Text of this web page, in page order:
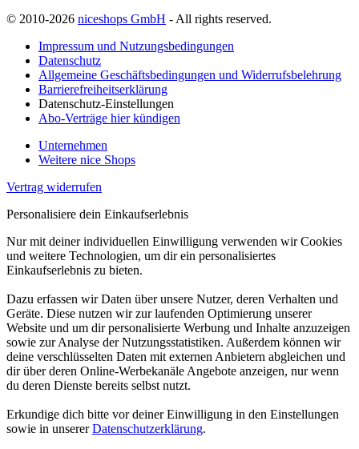
© 2010-2026 niceshops GmbH - All rights reserved.
Impressum und Nutzungsbedingungen
Datenschutz
Allgemeine Geschäftsbedingungen und Widerrufsbelehrung
Barrierefreiheitserklärung
Datenschutz-Einstellungen
Abo-Verträge hier kündigen
Unternehmen
Weitere nice Shops
Vertrag widerrufen
Personalisiere dein Einkaufserlebnis
Nur mit deiner individuellen Einwilligung verwenden wir Cookies
und weitere Technologien, um dir ein personalisiertes
Einkaufserlebnis zu bieten.
Dazu erfassen wir Daten über unsere Nutzer, deren Verhalten und
Geräte. Diese nutzen wir zur laufenden Optimierung unserer
Website und um dir personalisierte Werbung und Inhalte anzuzeigen
sowie zur Analyse der Nutzungsstatistiken. Außerdem können wir
deine verschlüsselten Daten mit externen Anbietern abgleichen und
dir über deren Online-Werbekanäle Angebote anzeigen, nur wenn
du deren Dienste bereits selbst nutzt.
Erkundige dich bitte vor deiner Einwilligung in den Einstellungen
sowie in unsererDatenschutzerklärung.